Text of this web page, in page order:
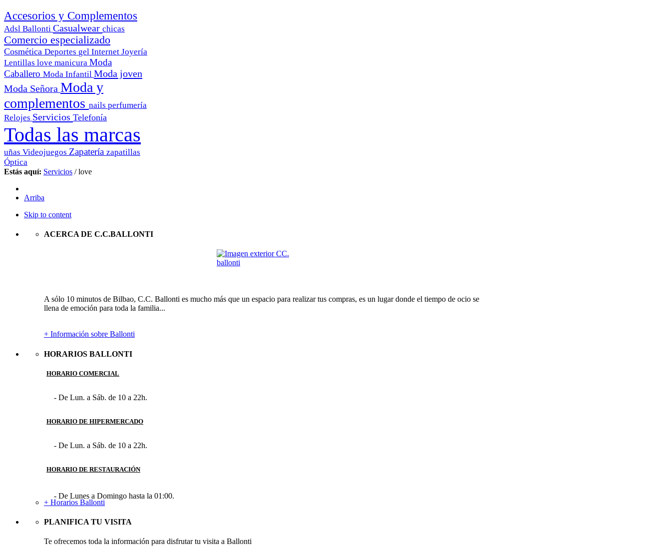
Accesorios y Complementos
Adsl Ballonti Casualwear chicas
Comercio especializado
Cosmética Deportes gel Internet Joyería
Lentillas love manicura Moda
Caballero Moda Infantil Moda joven
Moda Señora Moda y
complementos nails perfumería
Relojes Servicios Telefonía
Todas las marcas
uñas Videojuegos Zapatería zapatillas
Óptica
Estás aquí: Servicios /love
Arriba
Skip to content
ACERCA DE C.C.BALLONTI
A sólo 10 minutos de Bilbao, C.C. Ballonti es mucho más que un espacio para realizar tus compras, es un lugar donde el tiempo de ocio se
llena de emoción para toda la familia...
+ Información sobre Ballonti
HORARIOS BALLONTI
HORARIO COMERCIAL
- De Lun. a Sáb. de 10 a 22h.
HORARIO DE HIPERMERCADO
- De Lun. a Sáb. de 10 a 22h.
HORARIO DE RESTAURACIÓN
- De Lunes a Domingo hasta la 01:00.
+ Horarios Ballonti
PLANIFICA TU VISITA
Te ofrecemos toda la información para disfrutar tu visita a Ballonti